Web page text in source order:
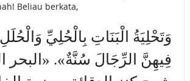
CARA MEMBAYAR
ZAKAT UANG?
UANG HARAM
Beliau berkata,
‌فِيهِنَّ الرِّجَالَ سُنَّةٌ». «البحر